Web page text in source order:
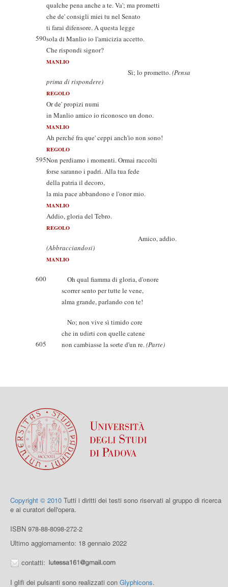
qualche pena anche a te. Va'; ma prometti
che de' consigli miei tu nel Senato
ti farai difensore. A questa legge
590sola di Manlio io l'amicizia accetto.
Che rispondi signor?
MANLIO
Sì; lo prometto.(Pensa
prima di rispondere)
REGOLO
Or de' propizi numi
in Manlio amico io riconosco un dono.
MANLIO
Ah perché fra que' ceppi anch'io non sono!
REGOLO
595Non perdiamo i momenti. Ormai raccolti
forse saranno i padri. Alla tua fede
della patria il decoro,
la mia pace abbandono e l'onor mio.
MANLIO
Addio, gloria del Tebro.
REGOLO
Amico, addio.
(Abbracciandosi)
MANLIO
600
Oh qual fiamma di gloria, d'onore
scorrer sento per tutte le vene,
alma grande, parlando con te!
No; non vive sì timido core
che in udirti con quelle catene
605
non cambiasse la sorte d'un re.(Parte)
Copyright © 2010 Tutti i diritti dei testi sono riservati al gruppo di ricerca
e ai curatori dell'opera.
ISBN 978-88-8098-272-2
Ultimo aggiornamento: 18 gennaio 2022
contatti:
I glifi dei pulsanti sono realizzati con Glyphicons.